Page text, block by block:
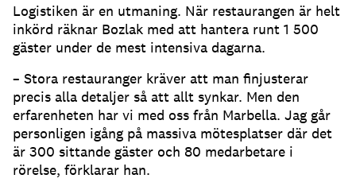
Logistiken är en utmaning. När restaurangen är helt
inkörd räknar Bozlak med att hantera runt 1 500
gäster under de mest intensiva dagarna.
– Stora restauranger kräver att man finjusterar
precis alla detaljer så att allt synkar. Men den
erfarenheten har vi med oss från Marbella. Jag går
personligen igång på massiva mötesplatser där det
är 300 sittande gäster och 80 medarbetare i
rörelse, förklarar han.